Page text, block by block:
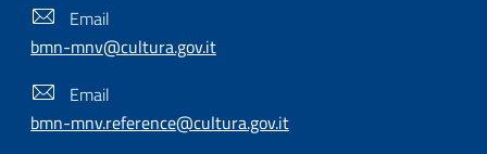
Email
bmn-mnv@cultura.gov.it
Email
bmn-mnv.reference@cultura.gov.it